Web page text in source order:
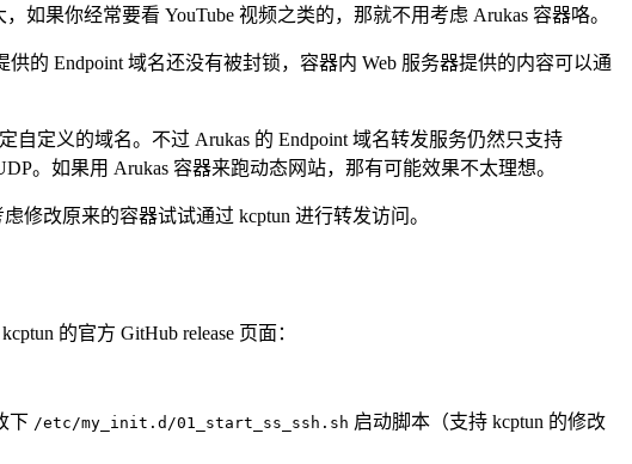
果你经常要看 YouTube 视频之类的，那就不用考虑 Arukas 容器咯。
的 Endpoint 域名还没有被封锁，容器内 Web 服务器提供的内容可以通
定义的域名。不过 Arukas 的 Endpoint 域名转发服务仍然只支持
。如果用 Arukas 容器来跑动态网站，那有可能效果不太理想。
修改原来的容器试试通过 kcptun 进行转发访问。
的官方 GitHub release 页面：
下 /etc/my_init.d/01_start_ss_ssh.sh 启动脚本（支持 kcptun 的修改